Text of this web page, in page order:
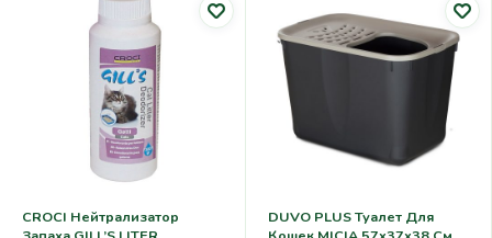
CROCI Нейтрализатор
DUVO PLUS Туалет Для